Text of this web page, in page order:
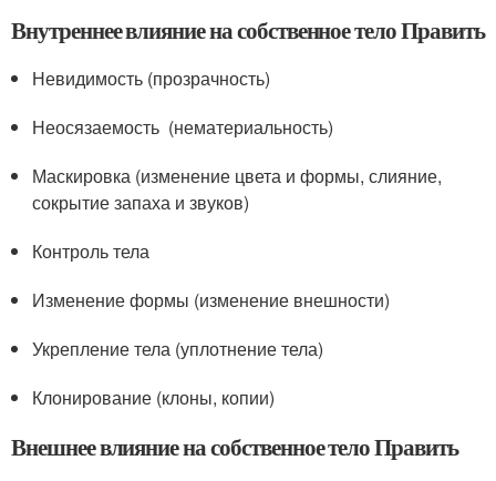
Внутреннее влияние на собственное тело Править
Невидимость (прозрачность)
Неосязаемость (нематериальность)
Маскировка (изменение цвета и формы, слияние,
сокрытие запаха и звуков)
Контроль тела
Изменение формы (изменение внешности)
Укрепление тела (уплотнение тела)
Клонирование (клоны, копии)
Внешнее влияние на собственное тело Править